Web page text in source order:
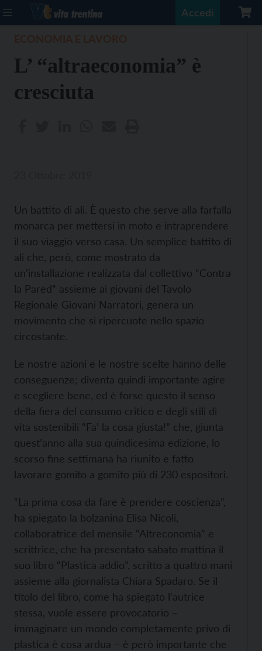
Accedi
L’ “altraeconomia” è
cresciuta
Un battito di ali. È questo che serve alla farfalla
monarca per mettersi in moto e intraprendere
il suo viaggio verso casa. Un semplice battito di
ali che, però, come mostrato da
un’installazione realizzata dal collettivo “Contra
la Pared” assieme ai giovani del Tavolo
Regionale Giovani Narratori, genera un
movimento che si ripercuote nello spazio
circostante.
Le nostre azioni e le nostre scelte hanno delle
conseguenze; diventa quindi importante agire
e scegliere bene, ed è forse questo il senso
della fiera del consumo critico e degli stili di
vita sostenibili “Fa’ la cosa giusta!” che, giunta
quest’anno alla sua quindicesima edizione, lo
scorso fine settimana ha riunito e fatto
lavorare gomito a gomito più di 230 espositori.
“La prima cosa da fare è prendere coscienza”,
ha spiegato la bolzanina Elisa Nicoli,
collaboratrice del mensile “Altreconomia” e
scrittrice, che ha presentato sabato mattina il
suo libro “Plastica addio”, scritto a quattro mani
assieme alla giornalista Chiara Spadaro. Se il
titolo del libro, come ha spiegato l'autrice
stessa, vuole essere provocatorio –
immaginare un mondo completamente privo di
plastica è cosa ardua – è però importante che